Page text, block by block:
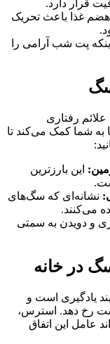
قرار دارد.
هضم غذا باعث تحریک
پت شب آرامی را
رفتاری
شما کمک می‌کند تا
این بارزترین
نشانه‌ای که سگ‌های
می‌کنند.
و دویدن به سمتی
در خانه
یادگیری است و
رخ دهد. استرس،
عامل این اتفاق